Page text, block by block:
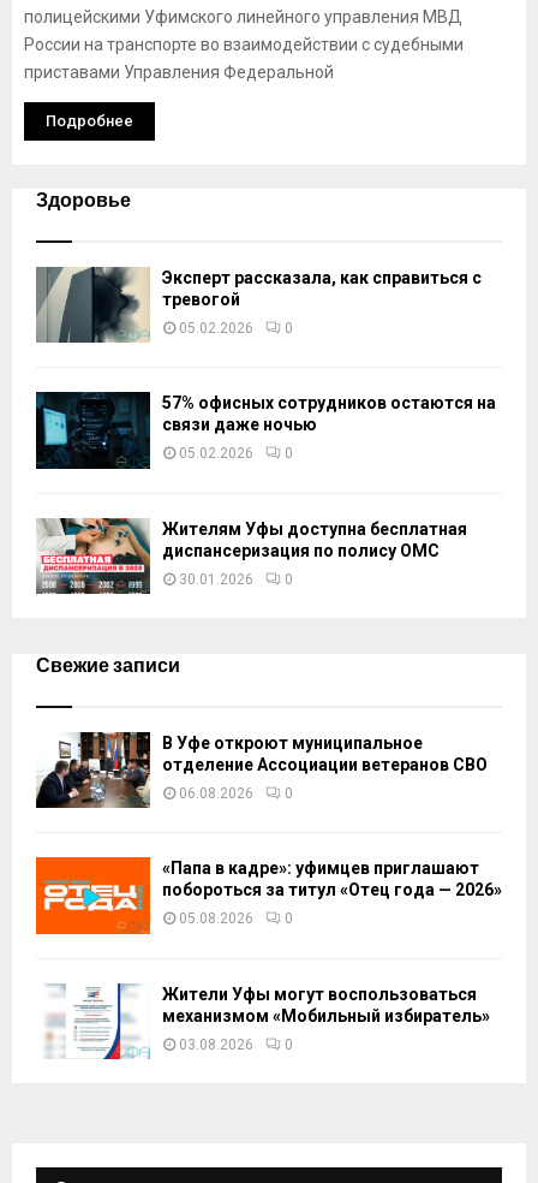
полицейскими Уфимского линейного управления МВД
России на транспорте во взаимодействии с судебными
приставами Управления Федеральной
Подробнее
Здоровье
Эксперт рассказала, как справиться с
тревогой
05.02.2026 0
57% офисных сотрудников остаются на
связи даже ночью
05.02.2026 0
Жителям Уфы доступна бесплатная
диспансеризация по полису ОМС
30.01.2026 0
Свежие записи
В Уфе откроют муниципальное
отделение Ассоциации ветеранов СВО
06.08.2026 0
«Папа в кадре»: уфимцев приглашают
побороться за титул «Отец года — 2026»
05.08.2026 0
Жители Уфы могут воспользоваться
механизмом «Мобильный избиратель»
03.08.2026 0